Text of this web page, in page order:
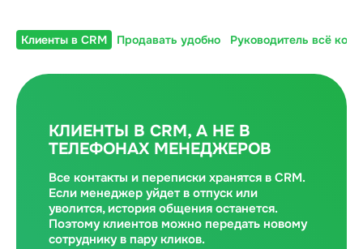
Клиенты в CRM Продавать удобно Руководитель всё
КЛИЕНТЫ В CRM, А НЕ В
ТЕЛЕФОНАХ МЕНЕДЖЕРОВ
Все контакты и переписки хранятся в CRM.
Если менеджер уйдет в отпуск или
уволится, история общения останется.
Поэтому клиентов можно передать новому
сотруднику в пару кликов.